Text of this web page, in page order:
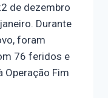
de dezembro
Durante
foram
76 feridos e
Operação Fim